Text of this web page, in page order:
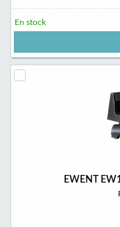
En stock
EWENT